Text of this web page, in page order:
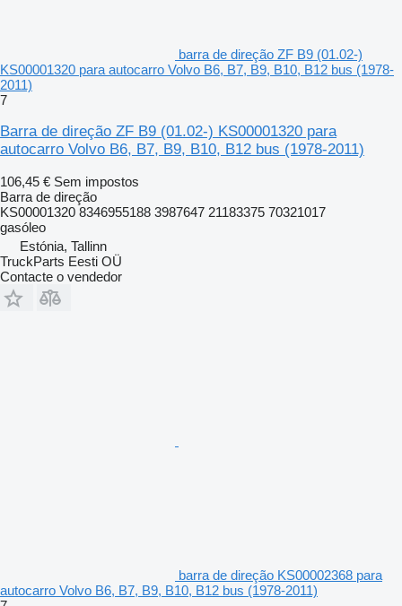
barra de direção ZF B9 (01.02-)
KS00001320 para autocarro Volvo B6, B7, B9, B10, B12 bus (1978-
2011)
7
Barra de direção ZF B9 (01.02-) KS00001320 para
autocarro Volvo B6, B7, B9, B10, B12 bus (1978-2011)
106,45 € Sem impostos
Barra de direção
KS00001320 8346955188 3987647 21183375 70321017
gasóleo
Estónia, Tallinn
TruckParts Eesti OÜ
Contacte o vendedor
barra de direção KS00002368 para
autocarro Volvo B6, B7, B9, B10, B12 bus (1978-2011)